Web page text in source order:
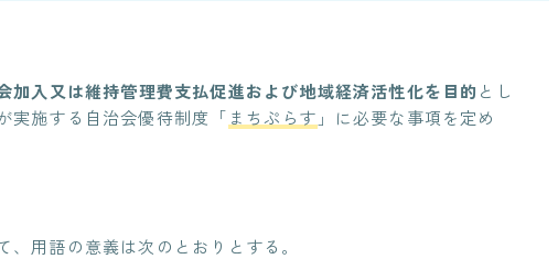
加入 又は維持管理費支払促進および地域経済活性化を目的 とし
実施する自治会優待制度「 まちぷらす 」に必要な事項を定め
、用語の意義は次のとおりとする。